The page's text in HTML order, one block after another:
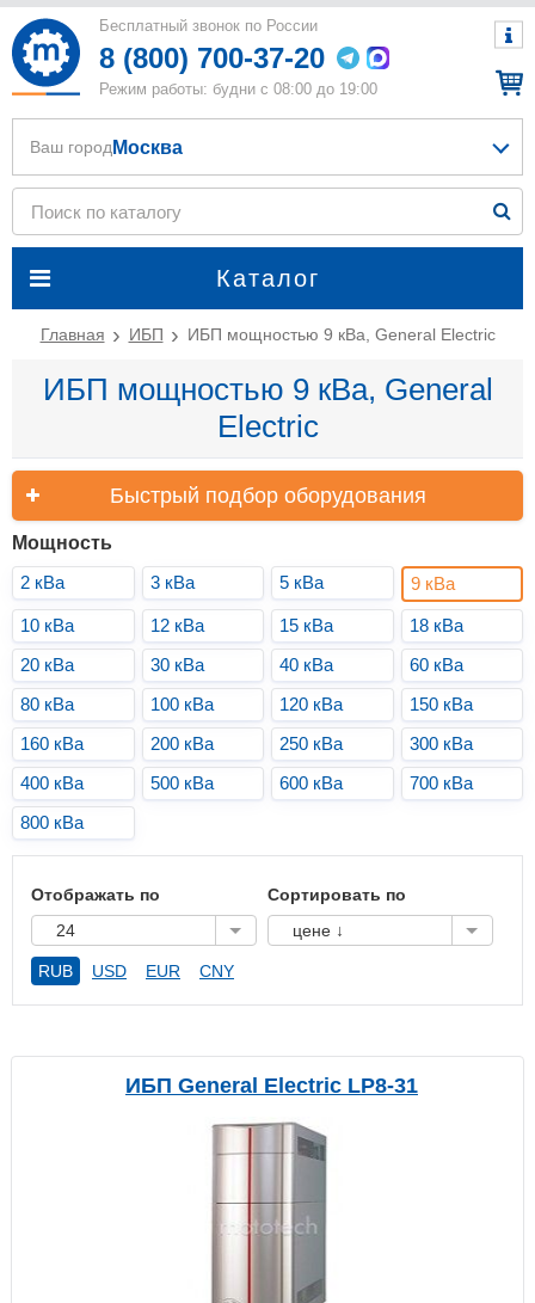
Бесплатный звонок по России
8 (800) 700-37-20
Режим работы: будни с 08:00 до 19:00
Каталог
Ваш город Москва
Главная ИБП ИБП мощностью 9 кВа, General Electric
ИБП мощностью 9 кВа, General
Electric
Быстрый подбор оборудования
Мощность
2 кВа
3 кВа 5 кВа 9 кВа
10 кВа 12 кВа 15 кВа
18 кВа
20 кВа
30 кВа 40 кВа
60 кВа
80 кВа
100 кВа 120 кВа
150 кВа
160 кВа
200 кВа 250 кВа
300 кВа
400 кВа
500 кВа 600 кВа
700 кВа
800 кВа
Отображать по
24
Сортировать по
цене ↓
RUB USD EUR CNY
ИБП General Electric LP8-31